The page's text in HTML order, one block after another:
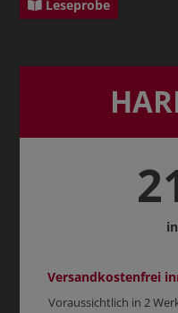
Leseprobe
Versandkostenfrei
Voraussichtlich in 2